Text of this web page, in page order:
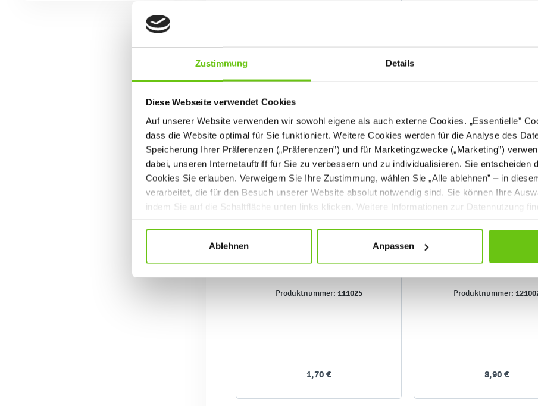
Zustimmung Details
Diese Webseite verwendet Cookies
Auf unserer Website verwenden wir sowohl eigene als auch externe Cookies. „Essentielle”
dass die Website optimal für Sie funktioniert. Weitere Cookies werden für die Analyse des
Speicherung Ihrer Präferenzen („Präferenzen”) und für Marketingzwecke („Marketing”)
dabei, unseren Internetauftriff für Sie zu verbessern und zu individualisieren. Sie entscheiden
Cookies Sie erlauben. Verweigern Sie Ihre Zustimmung, wählen Sie „Alle ablehnen” – in
verarbeitet, die für den Besuch unserer Website absolut notwendig sind. Sie können Ihre
indem Sie auf die Schaltfläche unten links klicken. Weitere Informationen zur Datennutzung
Datenschutzrichtlinien.
Ablehnen Anpassen
1,80 € 0,50 €
Produktnummer: 111025
1,70 €
Produktnummer:
8,90 €